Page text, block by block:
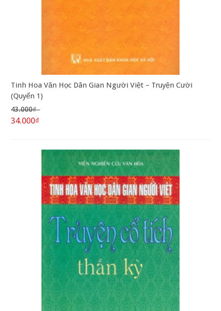
Tinh Hoa Văn Học Dân Gian Người Việt – Truyện Cười
(Quyển 1)
43.000₫
34.000₫